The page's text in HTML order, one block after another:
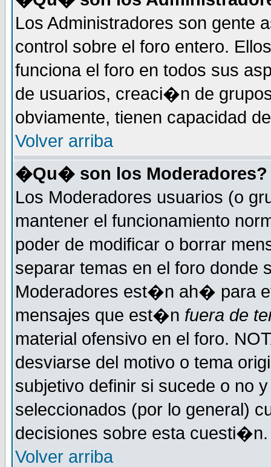
Los Administradores son gente
control sobre el foro entero.
funciona el foro en todos sus
de usuarios, creaci�n de
obviamente, tienen capacidad
Volver arriba
�Qu� son los Moderadores?
Los Moderadores usuarios (o
mantener el funcionamiento
poder de modificar o borrar
separar temas en el foro donde
Moderadores est�n ah� para
mensajes que est�n fuera de
material ofensivo en el foro.
desviarse del motivo o tema
subjetivo definir si sucede o no
seleccionados (por lo general)
decisiones sobre esta cuesti�n.
Volver arriba